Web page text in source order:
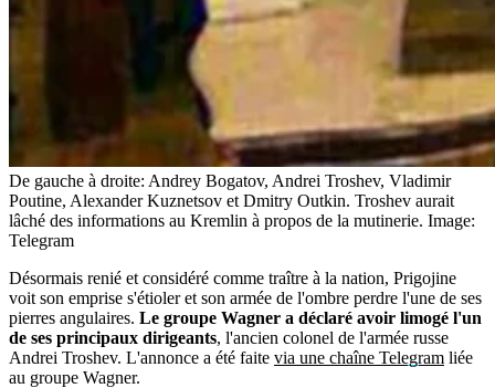
De gauche à droite: Andrey Bogatov, Andrei Troshev, Vladimir
Poutine, Alexander Kuznetsov et Dmitry Outkin. Troshev aurait
lâché des informations au Kremlin à propos de la mutinerie. Image:
Telegram
Désormais renié et considéré comme traître à la nation, Prigojine
voit son emprise s'étioler et son armée de l'ombre perdre l'une de ses
pierres angulaires. Le groupe Wagner a déclaré avoir limogé l'un
de ses principaux dirigeants, l'ancien colonel de l'armée russe
Andrei Troshev. L'annonce a été faite via une chaîne Telegram liée
au groupe Wagner.